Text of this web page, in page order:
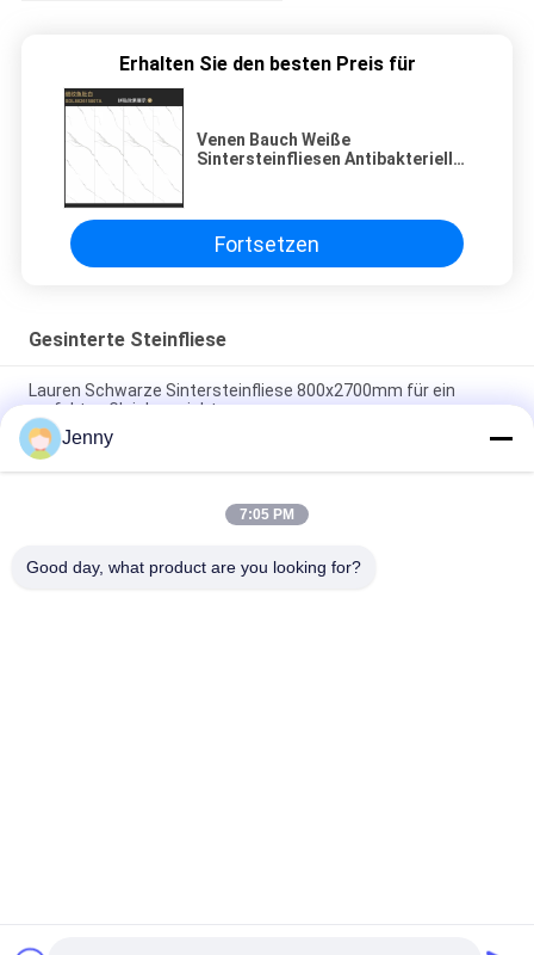
Erhalten Sie den besten Preis für
Venen Bauch Weiße
Sintersteinfliesen Antibakterielle
Fortsetzen
Gesinterte Steinfliese
Lauren Schwarze Sintersteinfliese 800x2700mm für ein
perfektes Gleichgewicht
Wärmedämmung Sintersteinfliesen Herbst Serenade Textilien
Polsterung Tischplatte
Reise durch die Meere Sintersteinfliesen Dekorative Akzente
Jenny
7:05 PM
Good day, what product are you looking for?